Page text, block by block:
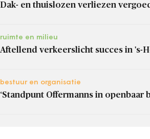
Dak- en thuislozen verliezen
ruimte en milieu
Aftellend verkeerslicht succes in 's-
bestuur en organisatie
‘Standpunt Offermanns in openbaar